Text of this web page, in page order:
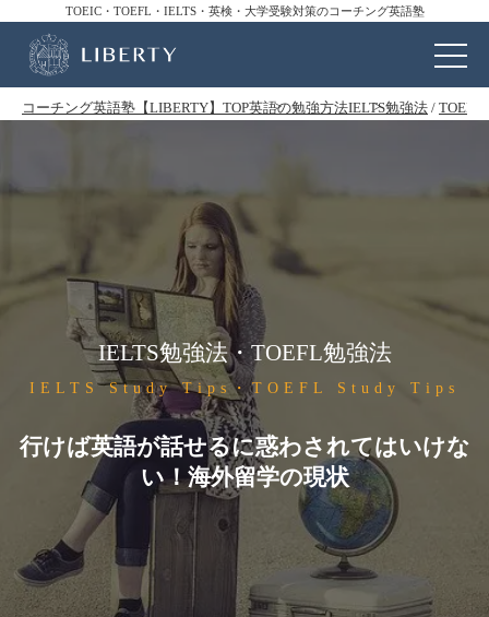
TOEIC・TOEFL・IELTS・英検・大学受験対策のコーチング英語塾
コーチング英語塾【LIBERTY】TOP英語の勉強方法IELTS勉強法 / TOEFL
IELTS勉強法・TOEFL勉強法
IELTS Study Tips・TOEFL Study Tips
行けば英語が話せるに惑わされてはいけな
い！海外留学の現状